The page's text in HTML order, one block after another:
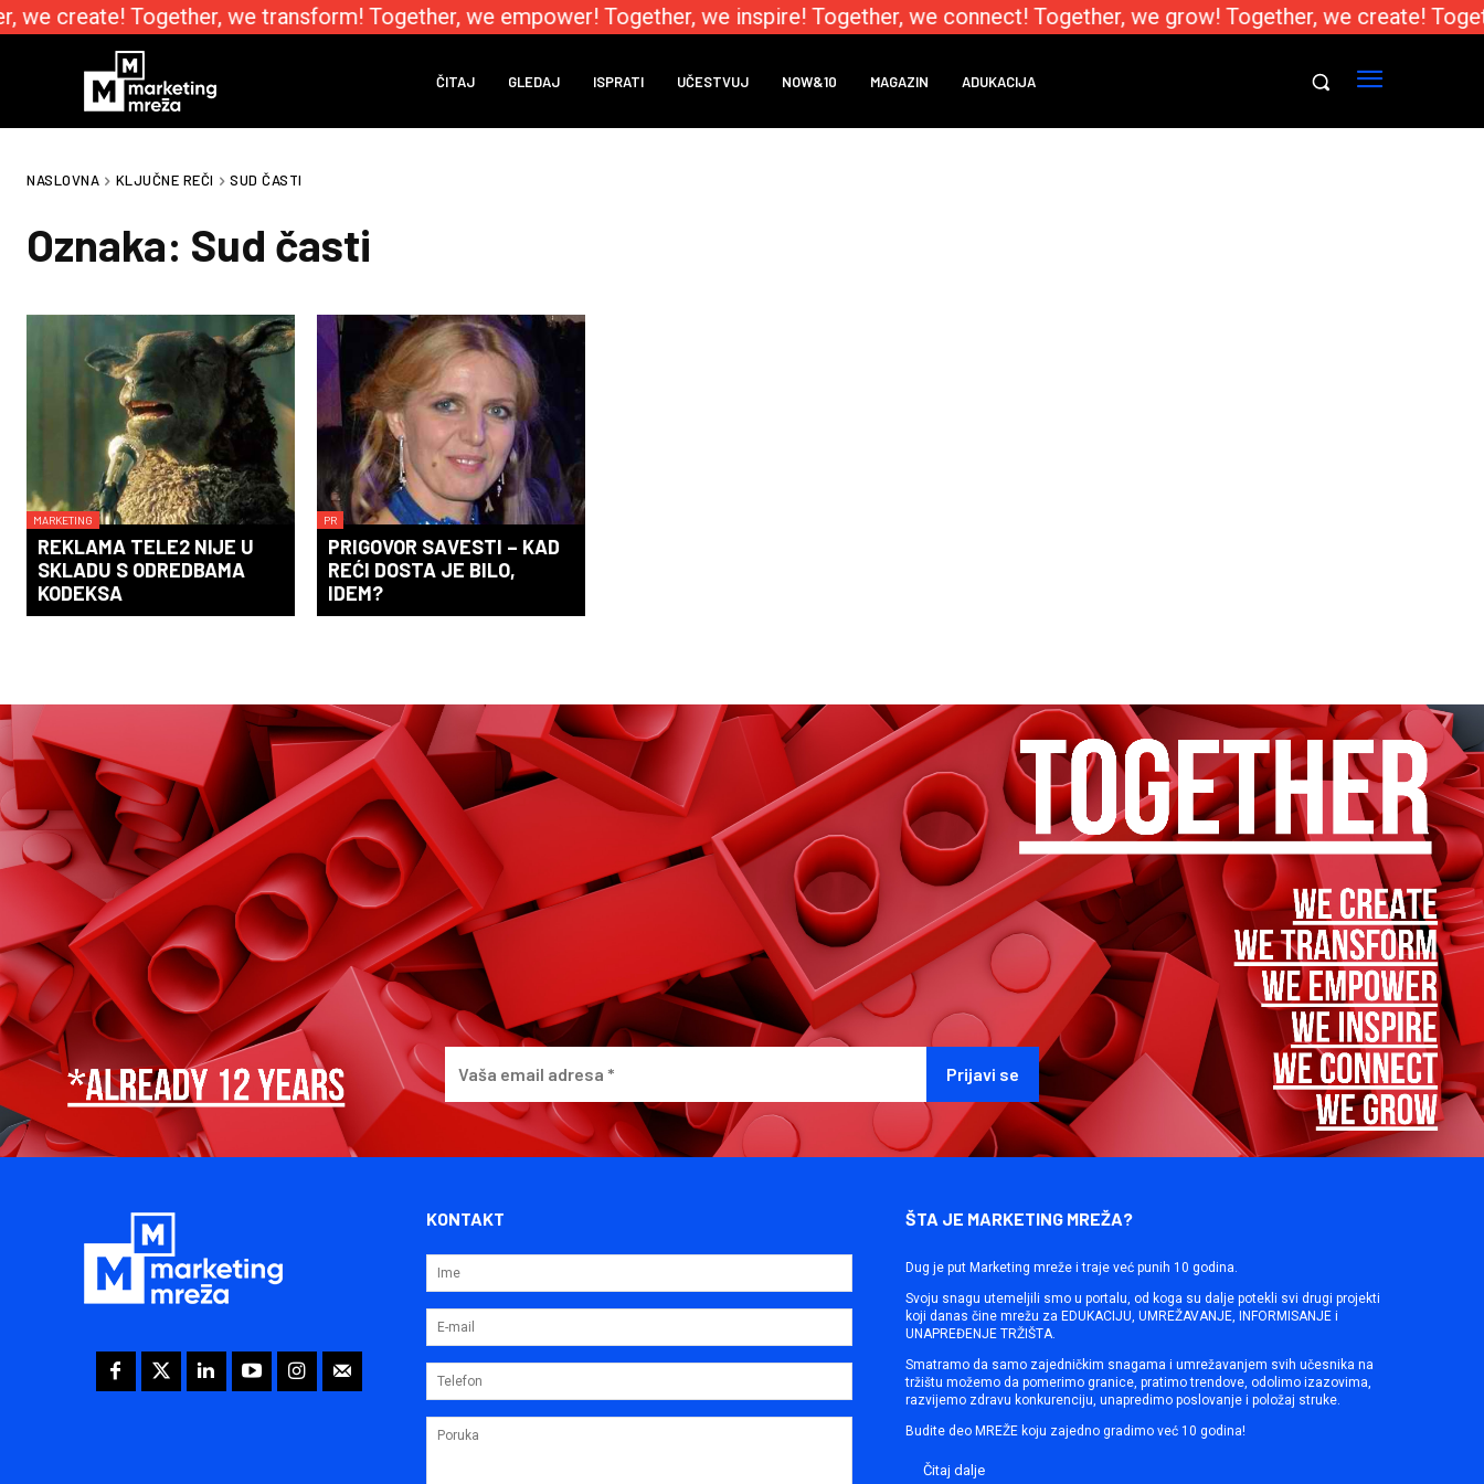
we create! Together, we transform! Together, we empower! Together, we inspire! Together, we connect! Together, we grow! Together, we create!
ČITAJ GLEDAJ ISPRATI UČESTVUJ NOW&10 MAGAZIN ADUKACIJA
NASLOVNA KLJUČNE REČI SUD ČASTI
Oznaka: Sud časti
MARKETING
REKLAMA TELE2 NIJE U
SKLADU S ODREDBAMA
KODEKSA
PR
PRIGOVOR SAVESTI – KAD
REĆI DOSTA JE BILO,
IDEM?
KONTAKT ŠTA JE MARKETING MREŽA?
Dug je put Marketing mreže i traje već punih 10 godina.
Svoju snagu utemeljili smo u portalu, od koga su dalje potekli svi drugi projekti
koji danas čine mrežu za EDUKACIJU, UMREŽAVANJE, INFORMISANJE i
UNAPREĐENJE TRŽIŠTA.
Smatramo da samo zajedničkim snagama i umrežavanjem svih učesnika na
tržištu možemo da pomerimo granice, pratimo trendove, odolimo izazovima,
razvijemo zdravu konkurenciju, unapredimo poslovanje i položaj struke.
Budite deo MREŽE koju zajedno gradimo već 10 godina!
Čitaj dalje